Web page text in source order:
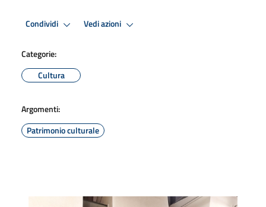
Condividi Vedi azioni
Categorie:
Cultura
Argomenti:
Patrimonio culturale